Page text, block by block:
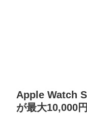
Apple Watch
が最大10,000